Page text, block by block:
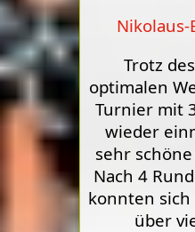
Trotz
optimalen
Turnier mit
wieder
sehr
Nach 4
konnten
über